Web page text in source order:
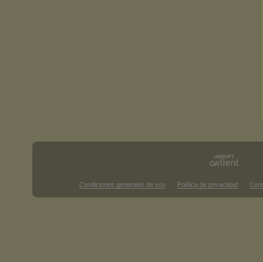
Condiciones generales de uso Política de privacidad